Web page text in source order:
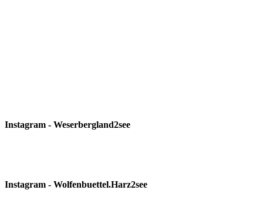
Instagram - Weserbergland2see
Instagram - Wolfenbuettel.Harz2see